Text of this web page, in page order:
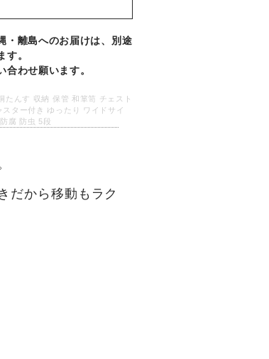
・離島へのお届けは、別途
す。
合わせ願います。
たんす 収納 保管 和箪笥 チェスト
ター付き ゆったり ワイドサイ
腐 防虫 5段
だから移動もラク